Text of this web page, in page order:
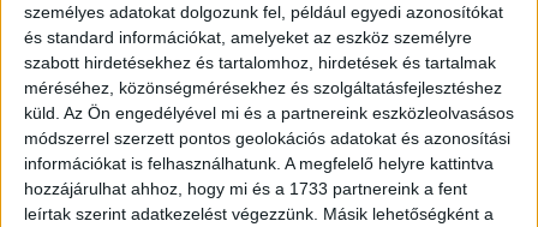
személyes adatokat dolgozunk fel, például egyedi azonosítókat
és standard információkat, amelyeket az eszköz személyre
szabott hirdetésekhez és tartalomhoz, hirdetések és tartalmak
méréséhez, közönségmérésekhez és szolgáltatásfejlesztéshez
küld. Az Ön engedélyével mi és a partnereink eszközleolvasásos
módszerrel szerzett pontos geolokációs adatokat és azonosítási
információkat is felhasználhatunk. A megfelelő helyre kattintva
hozzájárulhat ahhoz, hogy mi és a 1733 partnereink a fent
leírtak szerint adatkezelést végezzünk. Másik lehetőségként a
A Telekom évek óta indít és támogat társadalmi
kampányokat a biztonságos internethasználatért és az
internetes zaklatások ellen. Most egy különleges
kísérletet bemutató kisfilm segítségével hívja fel a
figyelmet arra, hogy korunkban a szülői gondoskodásnak
ki kell terjednie az online virtuális világra is.